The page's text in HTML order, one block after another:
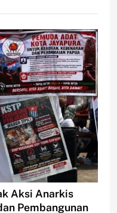
Aksi Anarkis
Pembangunan